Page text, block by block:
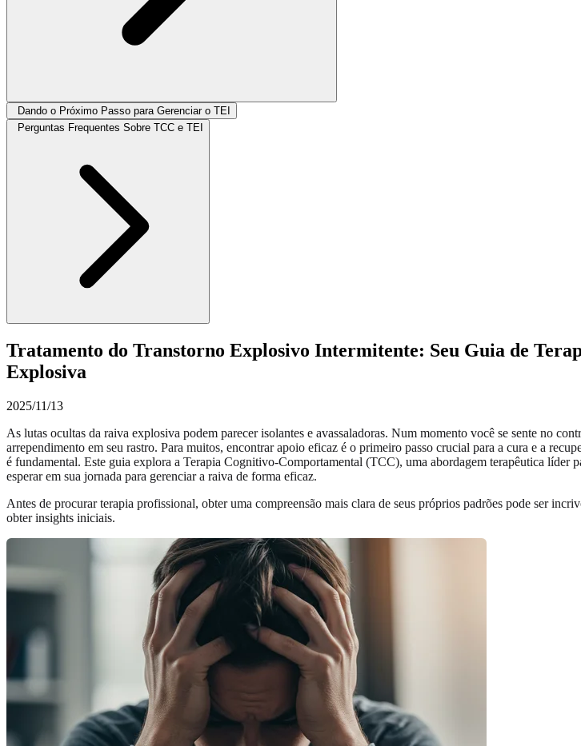
Dando o Próximo Passo para Gerenciar o TEI
Perguntas Frequentes Sobre TCC e TEI
Tratamento do Transtorno Explosivo Intermitente: Seu Guia de
Explosiva
2025/11/13
As lutas ocultas da raiva explosiva podem parecer isolantes e avassaladoras. Num momento você se sente no
arrependimento em seu rastro. Para muitos, encontrar apoio eficaz é o primeiro passo crucial para a cura e a
é fundamental. Este guia explora a Terapia Cognitivo-Comportamental (TCC), uma abordagem terapêutica
esperar em sua jornada para gerenciar a raiva de forma eficaz.
Antes de procurar terapia profissional, obter uma compreensão mais clara de seus próprios padrões pode ser
obter insights iniciais.